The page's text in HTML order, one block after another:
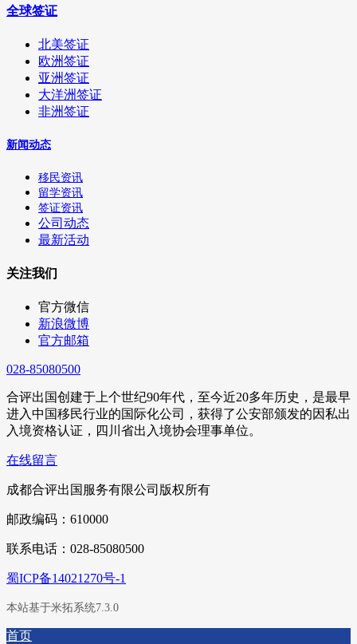
全球签证
北美签证
欧洲签证
亚洲签证
大洋洲签证
非洲签证
新闻动态
移民资讯
留学资讯
签证资讯
公司动态
最新活动
关注我们
官方微信
新浪微博
官方邮箱
028-85080500
合评出国创建于上个世纪90年代，至今近20多年历史，是最早
进入中国移民行业的国际化公司，获得了公安部颁发的因私出
入境资格认证，四川省出入境协会理事单位。
在线留言
成都合评出国服务有限公司版权所有
邮政编码：610000
联系电话：028-85080500
蜀ICP备14021270号-1
本站基于米拓系统7.3.0
首页